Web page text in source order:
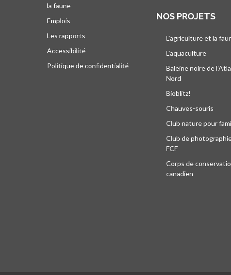
la faune
Emplois
Les rapports
Accessibilité
Politique de confidentialité
NOS PROJETS
L'agriculture et la
L'aquaculture
Baleine noire de
Nord
Bioblitz!
Chauves-souris
Club nature pour
Club de
FCF
Corps de
canadien